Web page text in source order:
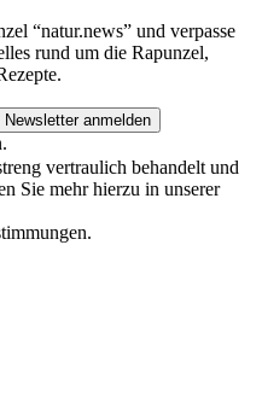
“natur.news” und verpasse
rund um die Rapunzel,
vertraulich behandelt und
Sie mehr hierzu in unserer